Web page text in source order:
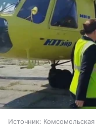
Источник: